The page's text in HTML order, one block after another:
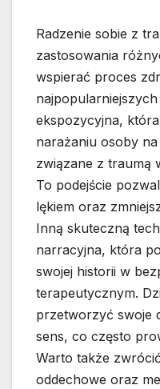
Radzenie sobie z
zastosowania
wspierać proces
ekspozycyjna,
narażaniu osoby
związane z traumą
To podejście
lękiem oraz
Inną skuteczną
narracyjna, która
swojej historii w
terapeutycznym.
przetworzyć swoje
sens, co często
Warto także
oddechowe oraz